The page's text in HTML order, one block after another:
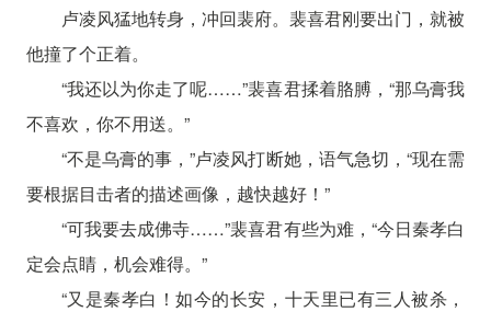
卢凌风猛地转身，冲回裴府。裴喜君刚要出门，就被
他撞了个正着。
“我还以为你走了呢……”裴喜君揉着胳膊，“那乌膏我
不喜欢，你不用送。”
“不是乌膏的事，”卢凌风打断她，语气急切，“现在需
要根据目击者的描述画像，越快越好！”
“可我要去成佛寺……”裴喜君有些为难，“今日秦孝白
定会点睛，机会难得。”
“又是秦孝白！如今的长安，十天里已有三人被杀，